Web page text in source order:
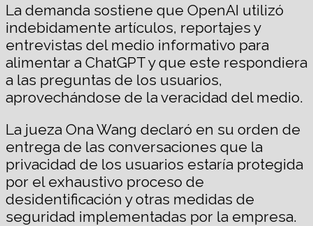
La demanda sostiene que OpenAI utilizó
indebidamente artículos, reportajes y
entrevistas del medio informativo para
alimentar a ChatGPT y que este respondiera
a las preguntas de los usuarios,
aprovechándose de la veracidad del medio.
La jueza Ona Wang declaró en su orden de
entrega de las conversaciones que la
privacidad de los usuarios estaría protegida
por el exhaustivo proceso de
desidentificación y otras medidas de
seguridad implementadas por la empresa.